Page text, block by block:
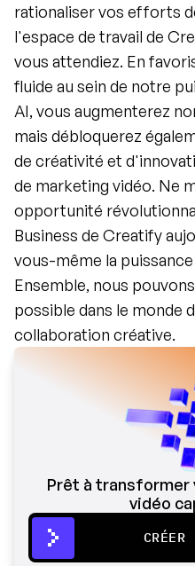
rationaliser vos efforts
l'espace de travail de
vous attendiez. En
fluide au sein de notre
AI, vous augmenterez
mais débloquerez
de créativité et
de marketing vidéo. Ne
opportunité
Business de Creatify
vous-même la
Ensemble, nous
possible dans le monde
collaboration créative.
Prêt à transformer
vidéo